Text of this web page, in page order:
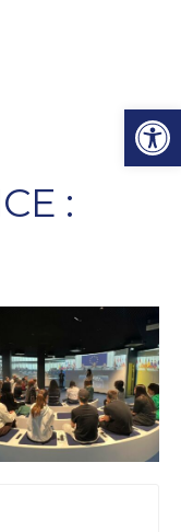
Ouvrir
: